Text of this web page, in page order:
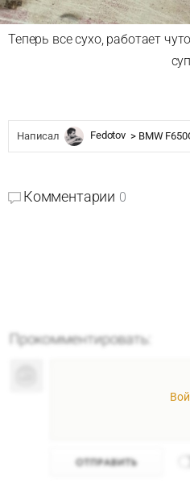
Теперь все сухо, работает
Написал Fedotov > BMW
Комментарии 0